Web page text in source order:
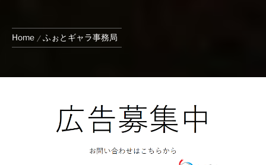
Home ふぉとギャラ事務局